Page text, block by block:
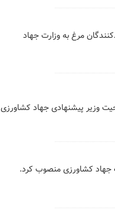
مرغ به وزارت جهاد
وزیر پیشنهادی جهاد کشاورزی
کشاورزی منصوب کرد.